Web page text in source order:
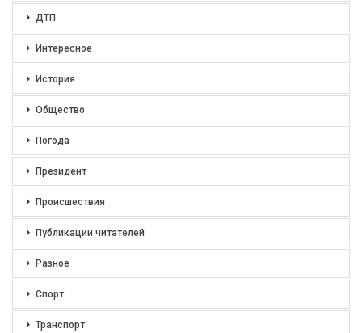
ДТП
Интересное
История
Общество
Погода
Президент
Происшествия
Публикации читателей
Разное
Спорт
Транспорт